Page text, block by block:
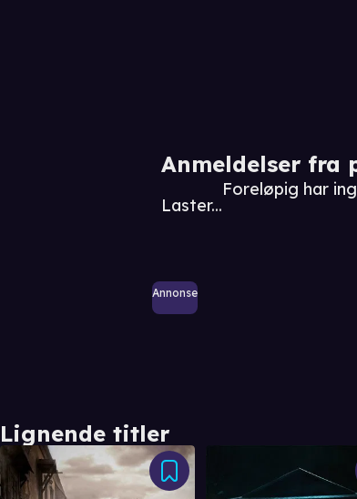
Anmeldelser fra
Laster...
Foreløpig har
Annonse
Lignende titler